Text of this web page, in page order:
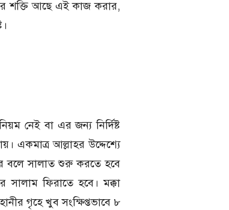
শক্তি আছে এই কাজ করার,
নেই বা এর জন্য নির্দিষ্ট
একমাত্র আল্লাহর উদ্দেশ্যে
বলে সালাত শুরু করতে হবে
ফিরাতে হবে। মক্কা
গৃহে খুব সংক্ষিপ্তভাবে ৮